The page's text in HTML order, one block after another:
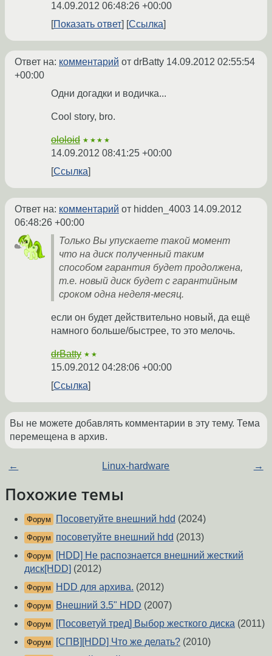
14.09.2012 06:48:26 +00:00
Показать ответ
Ссылка
Ответ на: комментарий от drBatty 14.09.2012 02:55:54
+00:00
Одни догадки и водичка...
Cool story, bro.
ololoid ★★★★
14.09.2012 08:41:25 +00:00
Ссылка
Ответ на: комментарий от hidden_4003 14.09.2012
06:48:26 +00:00
Только Вы упускаете такой момент
что на диск полученный таким
способом гарантия будет продолжена,
т.е. новый диск будет с гарантийным
сроком одна неделя-месяц.
если он будет действительно новый, да ещё
намного больше/быстрее, то это мелочь.
drBatty ★★
15.09.2012 04:28:06 +00:00
Ссылка
Вы не можете добавлять комментарии в эту тему. Тема
перемещена в архив.
← Linux-hardware →
Похожие темы
Форум Посоветуйте внешний hdd (2024)
Форум посоветуйте внешний hdd (2013)
Форум
[HDD] Не распознается внешний жесткий
диск[HDD] (2012)
Форум HDD для архива. (2012)
Форум Внешний 3.5" HDD (2007)
Форум [Посоветуй тред] Выбор жесткого диска (2011)
Форум [СПВ][HDD] Что же делать? (2010)